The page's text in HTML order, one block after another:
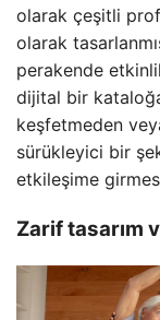
olarak çeşitli
olarak
perakende
dijital bir
keşfetmeden
sürükleyici bir
etkileşime
Zarif tasarım